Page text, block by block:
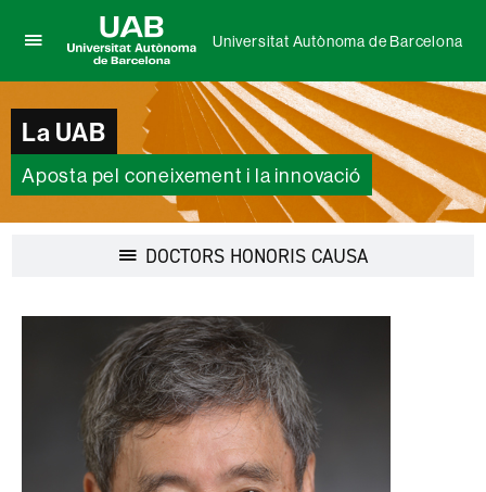
per
desplegar
el
menú
de
Universitat
Autònoma
de
Universitat Autònoma de Barcelona
La UAB
Aposta pel coneixement i la innovació
DOCTORS HONORIS CAUSA